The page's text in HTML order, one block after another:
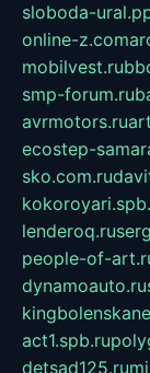
sloboda-
online-z.com
mobilvest.ru
smp-forum.ru
avrmotors.ru
ecostep-
sko.com.ru
lenderoq.ru
people-of-
dynamoauto.ru
act1.spb.ru
detsad125.ru